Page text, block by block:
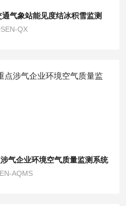
气象站能见度结冰积雪监测
QX
气企业环境空气质量监测系统
AQMS